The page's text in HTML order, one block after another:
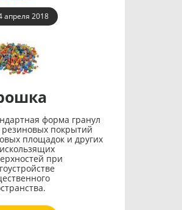
апреля 2018
форма гранул
резиновых покрытий
площадок и других
при